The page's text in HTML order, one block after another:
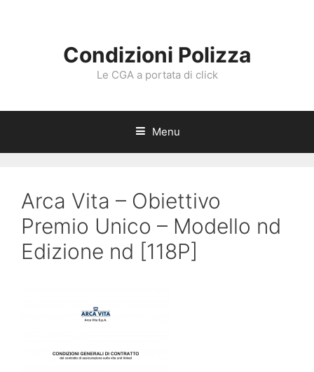
Condizioni Polizza
Le CGA a portata di click
Menu
Arca Vita – Obiettivo
Premio Unico – Modello nd
Edizione nd [118P]